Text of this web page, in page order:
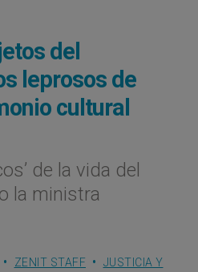
del
leprosos de
cultural
de la vida del
la ministra
ZENIT STAFF
JUSTICIA Y